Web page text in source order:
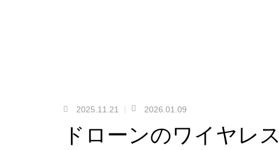
2025.11.21 2026.01.09
ドローンのワイヤレ